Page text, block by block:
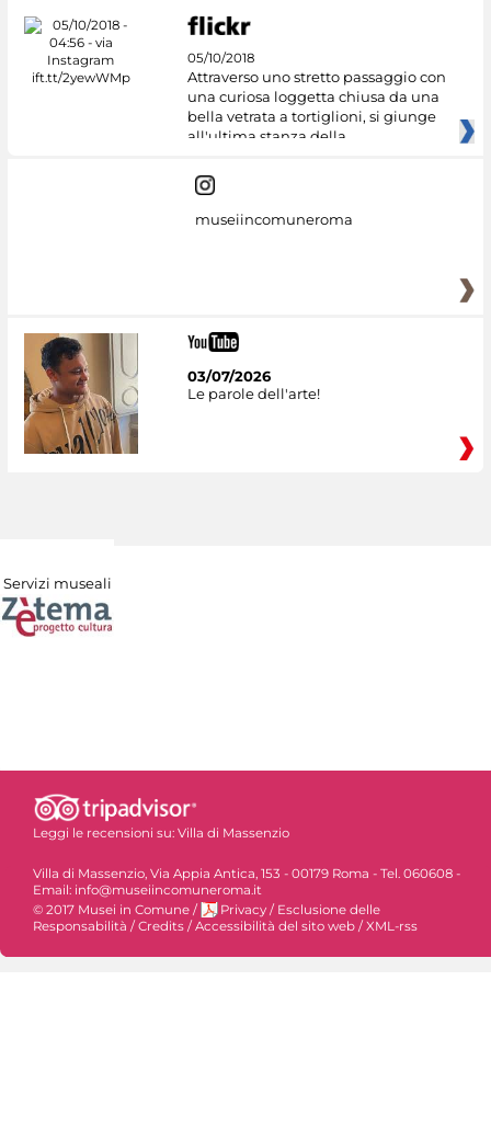
05/10/2018
Attraverso uno stretto passaggio con
una curiosa loggetta chiusa da una
bella vetrata a tortiglioni, si giunge
all'ultima stanza della
museiincomuneroma
03/07/2026
Le parole dell'arte!
Servizi museali
Leggi le recensioni su: Villa di Massenzio
Villa di Massenzio, Via Appia Antica, 153 - 00179 Roma - Tel. 060608 -
Email: info@museiincomuneroma.it
© 2017 Musei in Comune / Privacy / Esclusione delle
Responsabilità / Credits / Accessibilità del sito web / XML-rss